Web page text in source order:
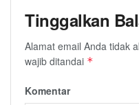
Tinggalkan
Alamat email Anda tidak
wajib ditandai *
Komentar